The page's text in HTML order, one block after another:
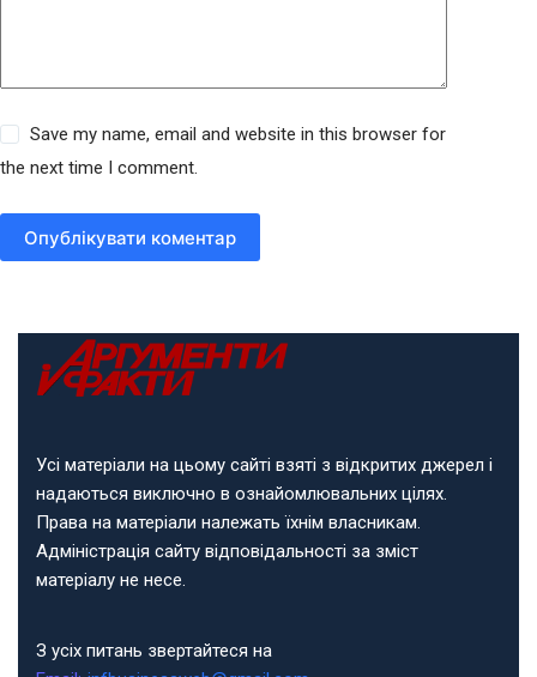
Save my name, email and website in this browser for
the next time I comment.
Опублікувати коментар
Усі матеріали на цьому сайті взяті з відкритих джерел і
надаються виключно в ознайомлювальних цілях.
Права на матеріали належать їхнім власникам.
Адміністрація сайту відповідальності за зміст
матеріалу не несе.
З усіх питань звертайтеся на